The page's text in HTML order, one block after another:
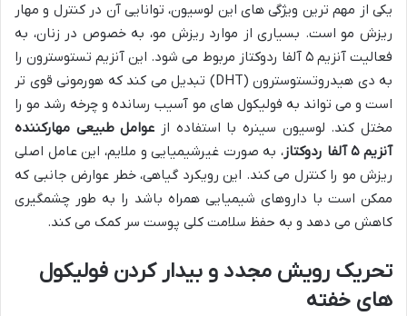
یکی از مهم ترین ویژگی های این لوسیون، توانایی آن در کنترل و مهار
ریزش مو است. بسیاری از موارد ریزش مو، به خصوص در زنان، به
فعالیت آنزیم ۵ آلفا ردوکتاز مربوط می شود. این آنزیم تستوسترون را
به دی هیدروتستوسترون (DHT) تبدیل می کند که هورمونی قوی تر
است و می تواند به فولیکول های مو آسیب رسانده و چرخه رشد مو را
مختل کند. لوسیون سینره با استفاده از عوامل طبیعی مهارکننده
آنزیم ۵ آلفا ردوکتاز
، به صورت غیرشیمیایی و ملایم، این عامل اصلی
ریزش مو را کنترل می کند. این رویکرد گیاهی، خطر عوارض جانبی که
ممکن است با داروهای شیمیایی همراه باشد را به طور چشمگیری
کاهش می دهد و به حفظ سلامت کلی پوست سر کمک می کند.
تحریک رویش مجدد و بیدار کردن فولیکول
های خفته